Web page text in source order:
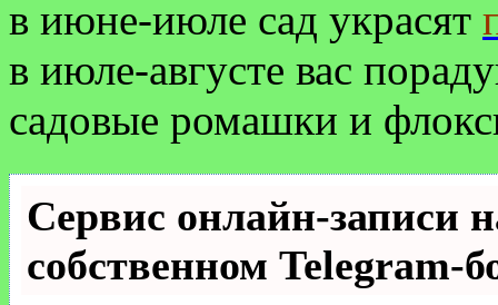
в июне-июле сад украсят
в июле-августе вас
садовые ромашки и
Сервис онлайн-записи
собственном Telegram-